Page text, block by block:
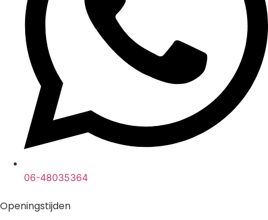
06-48035364
Openingstijden